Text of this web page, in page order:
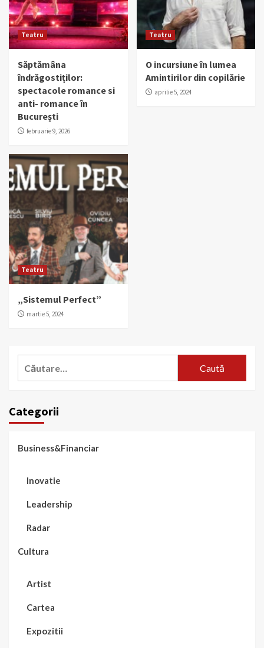
Teatru
Săptămâna
îndrăgostiților:
spectacole romance si
anti- romance în
București
februarie 9, 2026
Teatru
O incursiune în lumea
Amintirilor din copilărie
aprilie 5, 2024
Teatru
„Sistemul Perfect”
martie 5, 2024
Categorii
Business&Financiar
Inovatie
Leadership
Radar
Cultura
Artist
Cartea
Expozitii